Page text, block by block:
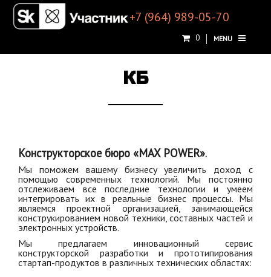
+7 (964) 989-05-70
0 MENU
КБ
Конструкторское бюро «MAX POWER».
Мы поможем вашему бизнесу увеличить доход c
помощью современных технологий. Мы постоянно
отслеживаем все последние технологии и умеем
интегрировать их в реальные бизнес процессы. Мы
являемся проектной организацией, занимающейся
конструкированием новой техники, составных частей и
электронных устройств.
Мы предлагаем инновационный сервис
конструкторской разработки и прототипирования
стартап-продуктов в различных технических областях: